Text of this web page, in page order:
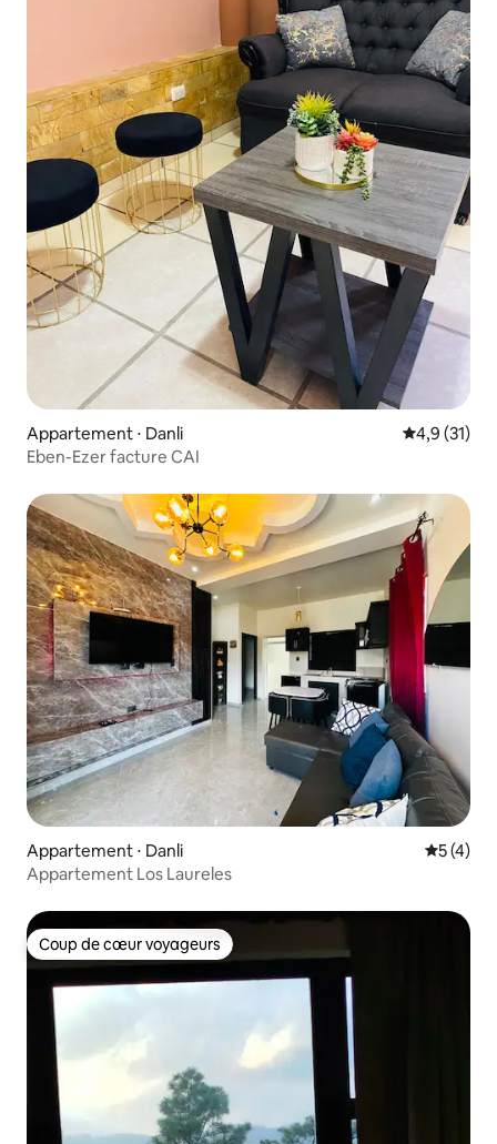
Appartement ⋅ Danli Évaluation
4,9 (31)
Eben-Ezer facture CAI
Appartement ⋅ Danli
5 (4)
Appartement Los Laureles
Coup de cœur voyageurs
Coup de cœur voyageurs